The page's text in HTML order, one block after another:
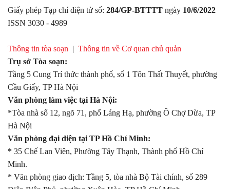
Giấy phép Tạp chí điện tử số: 284/GP-BTTTT ngày 10/6/2022
ISSN 3030 - 4989
Thông tin tòa soạn | Thông tin về Cơ quan chủ quản
Trụ sở Tòa soạn:
Tầng 5 Cung Trí thức thành phố, số 1 Tôn Thất Thuyết, phường
Cầu Giấy, TP Hà Nội
Văn phòng làm việc tại Hà Nội:
*Tòa nhà số 12, ngõ 71, phố Láng Hạ, phường Ô Chợ Dừa, TP
Hà Nội
Văn phòng đại diện tại TP Hồ Chí Minh:
* 35 Chế Lan Viên, Phường Tây Thạnh, Thành phố Hồ Chí
Minh.
* Văn phòng giao dịch: Tầng 5, tòa nhà Bộ Tài chính, số 289